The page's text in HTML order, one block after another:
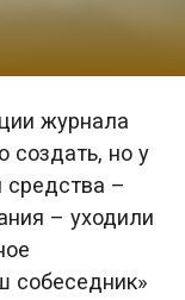
журнала
создать, но у
–
– уходили
собеседник»